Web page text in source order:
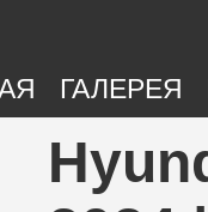
ГАЛЕРЕЯ